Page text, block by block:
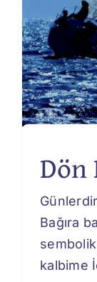
Dön
Bağıra
kalbime